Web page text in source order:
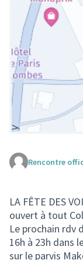
(Lien externe)
Rencontre
LA FÊTE DES
ouvert à tout
Le prochain rdv
16h à 23h dans
sur le parvis